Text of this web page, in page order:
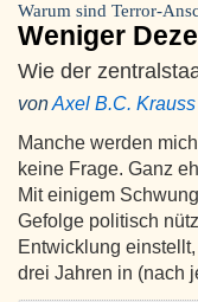
Warum sind Terror-
Weniger
Wie der
vonAxel B.C. Krauss
Manche werden
keine Frage. Ganz
Mit einigem
Gefolge politisch
Entwicklung
drei Jahren in (nach